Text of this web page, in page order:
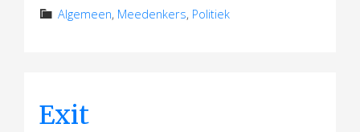
Algemeen, Meedenkers, Politiek
Exit